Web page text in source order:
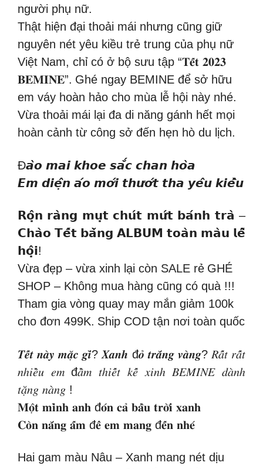
người phụ nữ.
Thật hiện đại thoải mái nhưng cũng giữ
nguyên nét yêu kiều trẻ trung của phụ nữ
Việt Nam, chỉ có ở bộ sưu tập “𝐓𝐞̂́𝐭 𝟐𝟎𝟐𝟑
𝐁𝐄𝐌𝐈𝐍𝐄”. Ghé ngay BEMINE để sở hữu
em váy hoàn hảo cho mùa lễ hội này nhé.
Vừa thoải mái lại đa di năng gánh hết mọi
hoàn cảnh từ công sở đến hẹn hò du lịch.
Đ𝙖̀𝙤 𝙢𝙖𝙞 𝙠𝙝𝙤𝙚 𝙨𝙖̆́𝙘 𝙘𝙝𝙖𝙣 𝙝𝙤̀𝙖
𝙀𝙢 𝙙𝙞𝙚̣̂𝙣 𝙖́𝙤 𝙢𝙤̛́𝙞 𝙩𝙝𝙪̛𝙤̛́𝙩 𝙩𝙝𝙖 𝙮𝙚̂𝙪 𝙠𝙞𝙚̂̀𝙪
𝗥𝗼̣̂𝗻 𝗿𝗮̀𝗻𝗴 𝗺𝘂̣𝘁 𝗰𝗵𝘂́𝘁 𝗺𝘂̛́𝘁 𝗯𝗮́𝗻𝗵 𝘁𝗿𝗮̀ –
𝗖𝗵𝗮̀𝗼 𝗧𝗲̂́𝘁 𝗯𝗮̆̀𝗻𝗴 𝗔𝗟𝗕𝗨𝗠 𝘁𝗼𝗮̀𝗻 𝗺𝗮̀𝘂 𝗹𝗲̂̃
𝗵𝗼̣̂𝗶!
Vừa đẹp – vừa xinh lại còn SALE rẻ GHÉ
SHOP – Không mua hàng cũng có quà !!!
Tham gia vòng quay may mắn giảm 100k
cho đơn 499K. Ship COD tận nơi toàn quốc
𝑻𝒆̂́𝒕 𝒏𝒂̀𝒚 𝒎𝒂̣̆𝒄 𝒈𝒊̀? 𝑿𝒂𝒏𝒉 đ𝒐̉ 𝒕𝒓𝒂̆́𝒏𝒈 𝒗𝒂̀𝒏𝒈? 𝑅𝑎̂́𝑡 𝑟𝑎̂́𝑡
𝑛ℎ𝑖𝑒̂̀𝑢 𝑒𝑚 đ𝑎̂̀𝑚 𝑡ℎ𝑖𝑒̂́𝑡 𝑘𝑒̂́ 𝑥𝑖𝑛ℎ 𝐵𝐸𝑀𝐼𝑁𝐸 𝑑𝑎̀𝑛ℎ
𝑡𝑎̣̆𝑛𝑔 𝑛𝑎̀𝑛𝑔 !
𝐌𝐨̣̂𝐭 𝐦𝐢̀𝐧𝐡 𝐚𝐧𝐡 đ𝐨́𝐧 𝐜𝐚̉ 𝐛𝐚̂̀𝐮 𝐭𝐫𝐨̛̀𝐢 𝐱𝐚𝐧𝐡
𝐂𝐨̀𝐧 𝐧𝐚̆́𝐧𝐠 𝐚̂́𝐦 đ𝐞̂̉ 𝐞𝐦 𝐦𝐚𝐧𝐠 đ𝐞̂́𝐧 𝐧𝐡𝐞́
Hai gam màu Nâu – Xanh mang nét dịu